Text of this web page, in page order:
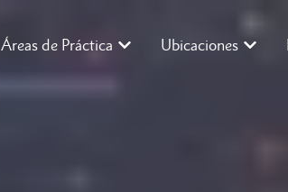
Áreas de Práctica Ubicaciones